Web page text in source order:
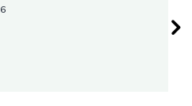
5 z 5 hviezdičiek.